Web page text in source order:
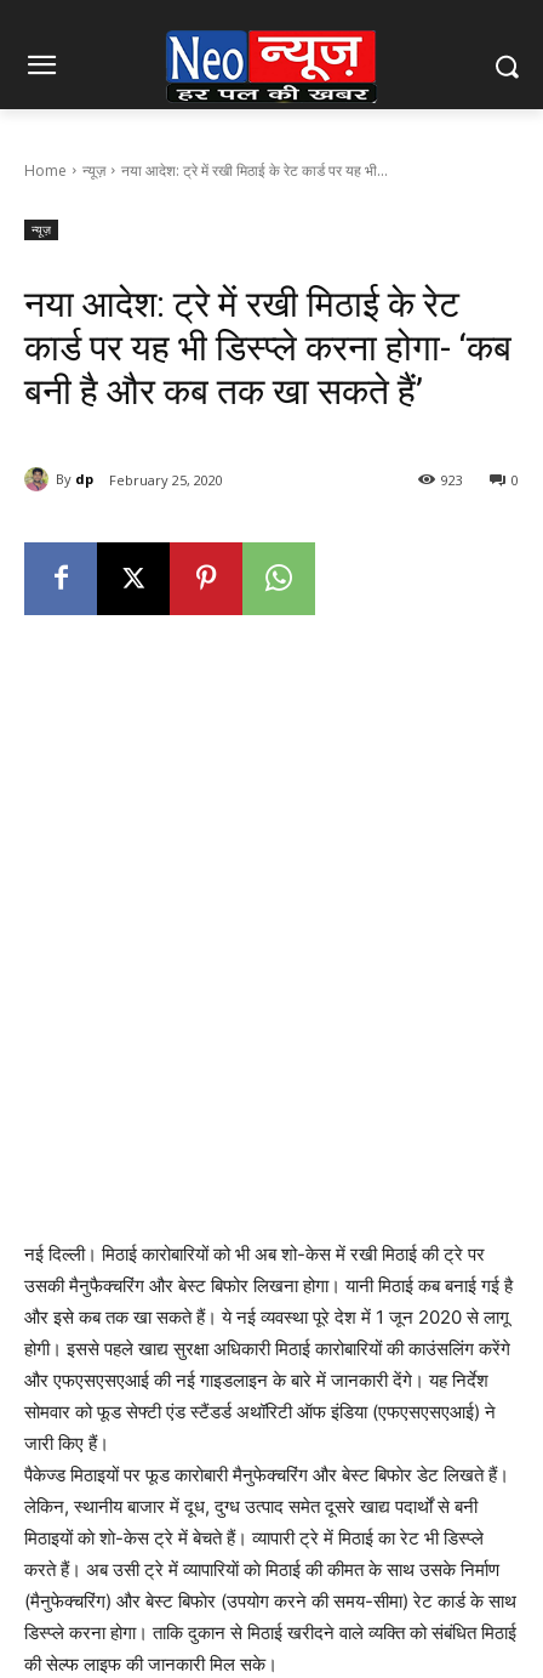
Home न्यूज़ नया आदेश: ट्रे में रखी मिठाई के रेट कार्ड पर यह भी...
न्यूज़
नया आदेश: ट्रे में रखी मिठाई के रेट
कार्ड पर यह भी डिस्प्ले करना होगा- ‘कब
बनी है और कब तक खा सकते हैं’
By dp February 25, 2020 0
923
नई दिल्ली। मिठाई कारोबारियों को भी अब शो-केस में रखी मिठाई की ट्रे पर
उसकी मैनुफैक्चरिंग और बेस्ट बिफोर लिखना होगा। यानी मिठाई कब बनाई गई है
और इसे कब तक खा सकते हैं। ये नई व्यवस्था पूरे देश में 1 जून 2020 से लागू
होगी। इससे पहले खाद्य सुरक्षा अधिकारी मिठाई कारोबारियों की काउंसलिंग करेंगे
और एफएसएसएआई की नई गाइडलाइन के बारे में जानकारी देंगे। यह निर्देश
सोमवार को फूड सेफ्टी एंड स्टैंडर्ड अथॉरिटी ऑफ इंडिया (एफएसएसएआई) ने
जारी किए हैं।
पैकेज्ड मिठाइयों पर फूड काराेबारी मैनुफेक्चरिंग और बेस्ट बिफाेर डेट लिखते हैं।
लेकिन, स्थानीय बाजार में दूध, दुग्ध उत्पाद समेत दूसरे खाद्य पदार्थों से बनी
मिठाइयों काे शाे-केस ट्रे में बेचते हैं। व्यापारी ट्रे में मिठाई का रेट भी डिस्प्ले
करते हैं। अब उसी ट्रे में व्यापारियाें काे मिठाई की कीमत के साथ उसके निर्माण
(मैनुफेक्चरिंग) और बेस्ट बिफाेर (उपयोग करने की समय-सीमा) रेट कार्ड के साथ
डिस्प्ले करना होगा। ताकि दुकान से मिठाई खरीदने वाले व्यक्ति को संबंधित मिठाई
की सेल्फ लाइफ की जानकारी मिल सके।